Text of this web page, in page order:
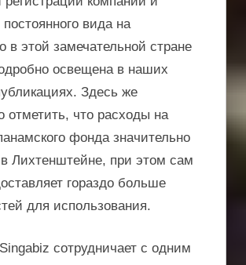
вида на
в этой замечательной стране
освещена в наших
Здесь же
отметить, что расходы на
фонда значительно
Лихтенштейне, при этом сам
гораздо больше
для использования.
сотрудничает с одним